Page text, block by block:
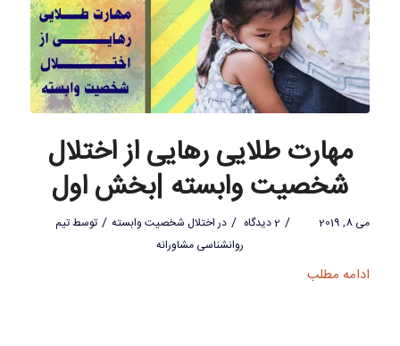
مهارت طلایی رهایی از اختلال
شخصیت وابسته |بخش اول
می 8, 2019 / 2 دیدگاه / در اختلال شخصیت وابسته / توسطتیم
روانشناسی مشاورانه
ادامه مطلب